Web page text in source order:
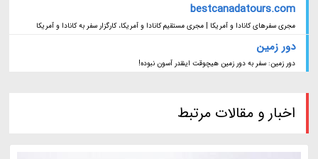
bestcanadatours.com
مجری سفرهای کانادا و آمریکا | مجری مستقیم کانادا و آمریکا، کارگزار سفر به کانادا و آمریکا
دور زمین
دور زمین: سفر به دور زمین هیچوقت اینقدر آسون نبوده!
اخبار و مقالات مرتبط